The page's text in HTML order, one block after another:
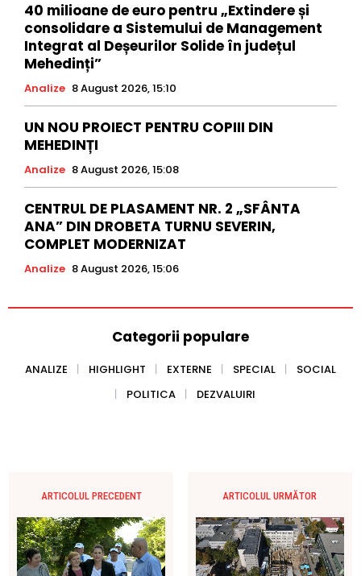
40 milioane de euro pentru „Extindere și
consolidare a Sistemului de Management
Integrat al Deșeurilor Solide în județul
Mehedinți”
Analize 8 August 2026, 15:10
UN NOU PROIECT PENTRU COPIII DIN
MEHEDINȚI
Analize 8 August 2026, 15:08
CENTRUL DE PLASAMENT NR. 2 „SFÂNTA
ANA” DIN DROBETA TURNU SEVERIN,
COMPLET MODERNIZAT
Analize 8 August 2026, 15:06
Categorii populare
ANALIZE HIGHLIGHT EXTERNE SPECIAL
SOCIAL
POLITICA
DEZVALUIRI
ARTICOLUL PRECEDENT ARTICOLUL URMĂTOR